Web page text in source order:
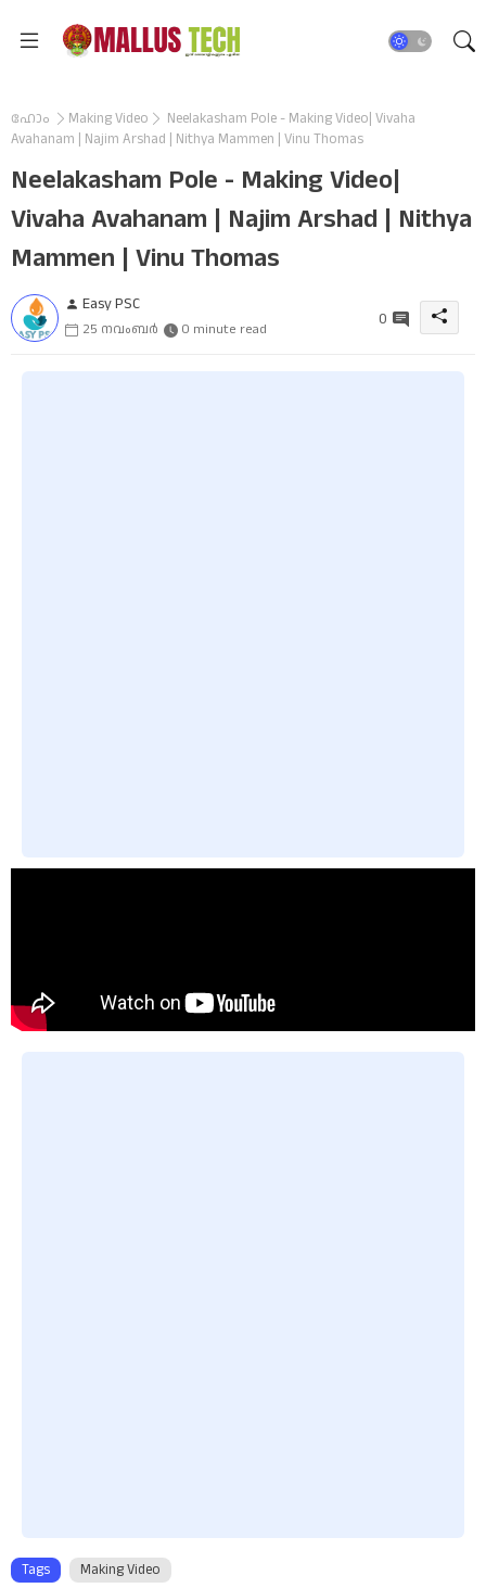
ഹോം Making Video
Neelakasham Pole - Making Video| Vivaha
Avahanam | Najim Arshad | Nithya Mammen | Vinu Thomas
Neelakasham Pole - Making Video|
Vivaha Avahanam | Najim Arshad | Nithya
Mammen | Vinu Thomas
Easy PSC
25 നവംബർ 0 minute read 0
Tags Making Video